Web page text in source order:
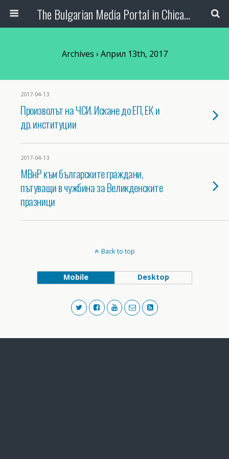
The Bulgarian Media Portal in Chicago
Archives › Април 13th, 2017
2017-04-13
Произволът на ЧСИ. Искане до ЕП, ЕК и
др. институции
2017-04-13
МВнР към българските граждани,
пътуващи в чужбина за Великденските
празници
Back to top
Mobile Desktop